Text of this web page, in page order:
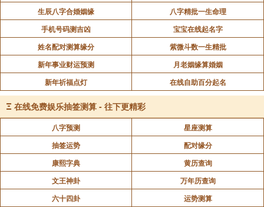
全面资料，在你的生活中能起到一定帮助，你对于本文
所讲内容根据五行喜忌布置浴室洗手间风水的相关内容
比较满意，请你关注易德轩网或是下载安装易德轩网
APP，我们随时提供你所需要的资料。你也可以随时查
看易德轩每天更新资料。
声明：部分内容来于网络，如有侵权，请联系我们删除！以上内容，并
生辰八字合婚姻缘
八字精批一生命理
手机号码测吉凶
宝宝在线起名字
姓名配对测算缘分
紫微斗数一生精批
新年事业财运预测
月老姻缘算婚姻
新年祈福点灯
在线自助百分起名
Ξ 在线免费娱乐抽签测算 - 往下更精彩
八字预测
星座测算
抽签运势
配对缘分
康熙字典
黄历查询
文王神卦
万年历查询
六十四卦
运势测算